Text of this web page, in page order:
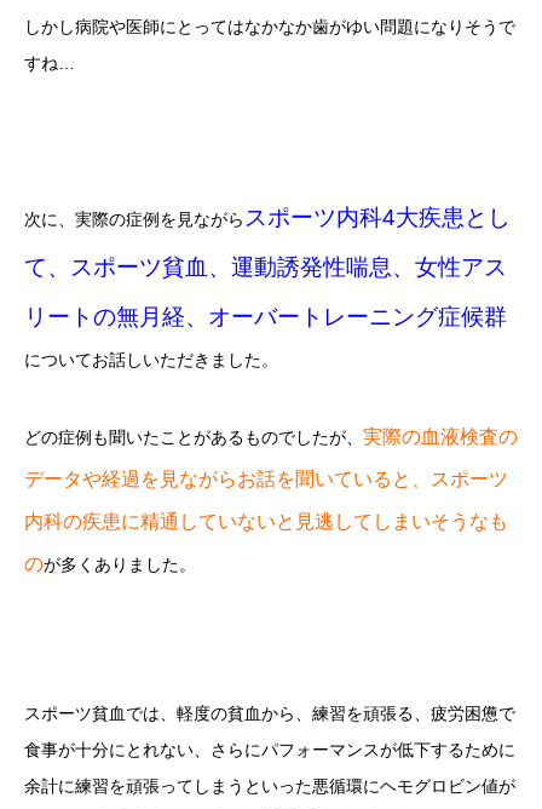
しかし病院や医師にとってはなかなか歯がゆい問題になりそうで
すね…
次に、実際の症例を見ながら スポーツ内科4大疾患とし
て、スポーツ貧血、運動誘発性喘息、女性アス
リートの無月経、オーバートレーニング症候群
についてお話しいただきました。
どの症例も聞いたことがあるものでしたが、 実際の血液検査の
データや経過を見ながらお話を聞いていると、スポーツ
内科の疾患に精通していないと見逃してしまいそうなも
のが多くありました。
スポーツ貧血では、軽度の貧血から、練習を頑張る、疲労困憊で
食事が十分にとれない、さらにパフォーマンスが低下するために
余計に練習を頑張ってしまうといった悪循環にヘモグロビン値が